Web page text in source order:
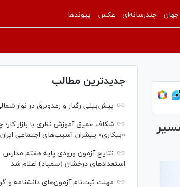
جهان چندرسانه‌ای عکس پیوندها
جدیدترین مطالب
پیش‌بینی رگبار و رعدوبرق در نوار
شکاف عمیق آموزش نظری با بازار کار؛
«بیکاری» پیشران آسیب‌های اجتماعی
نتایج آزمون ورودی پایه هفتم مدارس
استعدادهای درخشان (سمپاد) اعلام شد
مهلت ثبت‌نام آزمون‌های دانشنامه و